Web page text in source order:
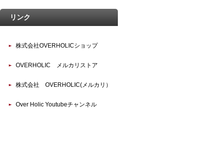
リンク
株式会社OVERHOLICショップ
OVERHOLIC メルカリストア
株式会社 OVERHOLIC(メルカリ）
Over Holic Youtubeチャンネル